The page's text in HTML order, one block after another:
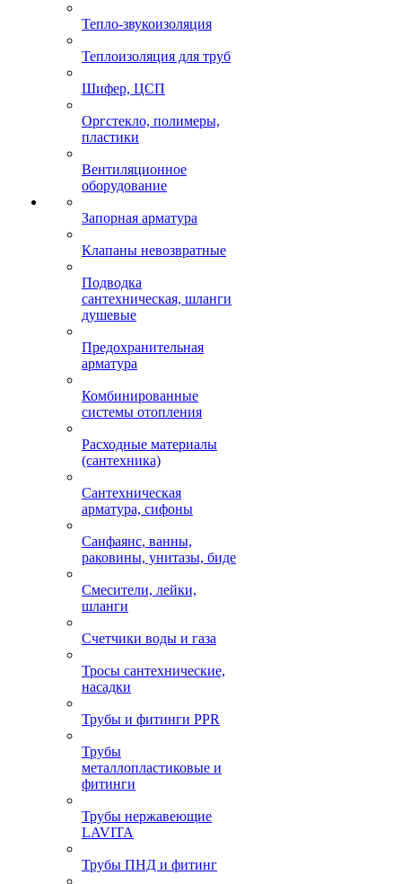
Тепло-звукоизоляция
Теплоизоляция для труб
Шифер, ЦСП
Оргстекло, полимеры,
пластики
Вентиляционное
оборудование
Запорная арматура
Клапаны невозвратные
Подводка
сантехническая, шланги
душевые
Предохранительная
арматура
Комбинированные
системы отопления
Расходные материалы
(сантехника)
Сантехническая
арматура, сифоны
Санфаянс, ванны,
раковины, унитазы, биде
Смесители, лейки,
шланги
Счетчики воды и газа
Тросы сантехнические,
насадки
Трубы и фитинги PPR
Трубы
металлопластиковые и
фитинги
Трубы нержавеющие
LAVITA
Трубы ПНД и фитинг